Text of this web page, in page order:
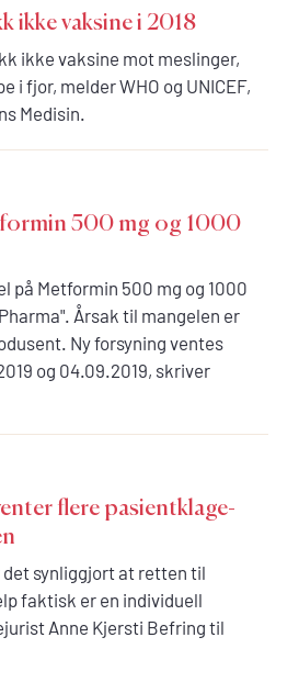
ikke vaksine i 2018
ikke vaksine mot meslinger,
i fjor, melder WHO og UNICEF,
Medisin.
500 mg og 1000
på Metformin 500 mg og 1000
Årsak til mangelen er
Ny forsyning ventes
og 04.09.2019, skriver
flere pasientklage-
det synliggjort at retten til
faktisk er en individuell
Anne Kjersti Befring til